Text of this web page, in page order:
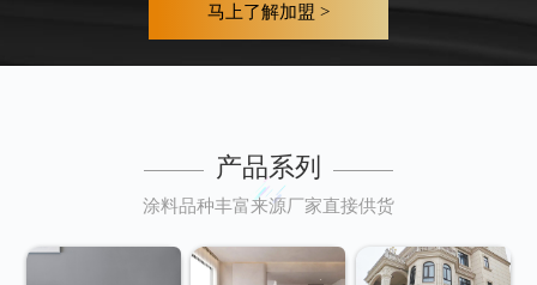
马上了解加盟 >
产品系列
涂料品种丰富来源厂家直接供货